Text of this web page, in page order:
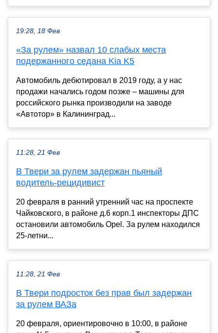
19:28, 18 Фев
«За рулем» назвал 10 слабых места
подержанного седана Kia K5
Автомобиль дебютировал в 2019 году, а у нас
продажи начались годом позже – машины для
российского рынка производили на заводе
«Автотор» в Калининград...
11:28, 21 Фев
В Твери за рулем задержан пьяный
водитель-рецидивист
20 февраля в ранний утренний час на проспекте
Чайковского, в районе д.6 корп.1 инспекторы ДПС
остановили автомобиль Opel. За рулем находился
25-летни...
11:28, 21 Фев
В Твери подросток без прав был задержан
за рулем ВАЗа
20 февраля, ориентировочно в 10:00, в районе